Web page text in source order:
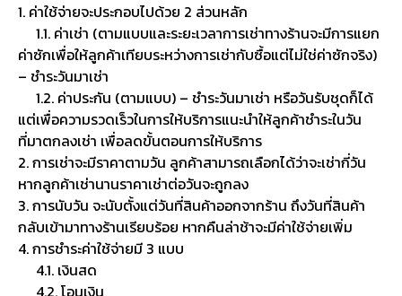
1. ค่าใช้จ่ายจะประกอบไปด้วย 2 ส่วนหลัก
1.1. ค่าเช่า (ตามแบบและระยะเวลาการเช่าทางร้านจะมีการแยก
ค่าซักเพื่อให้ลูกค้าเทียบระหว่างการเช่ากับซื้อแต่ไม่ใช่ค่าซักจริง)
– ชำระวันมาเช่า
1.2. ค่าประกัน (ตามแบบ) – ชำระวันมาเช่า หรือวันรับชุดก็ได้
แต่เพื่อความรวดเร็วในการให้บริการแนะนำให้ลูกค้าชำระในวัน
ที่มาตกลงเช่า เพื่อลดขั้นตอนการให้บริการ
2. การเช่าจะมีราคาตามวัน ลูกค้าสามารถเลือกได้ว่าจะเช่ากี่วัน
หากลูกค้าเช่านานราคาเช่าต่อวันจะถูกลง
3. การนับวัน จะนับตั้งแต่วันที่สินค้าออกจากร้าน ถึงวันที่สินค้า
กลับเข้ามาทางร้านเรียบร้อย หากคืนล่าช้าจะมีค่าใช้จ่ายเพิ่ม
4. การชำระค่าใช้จ่ายมี 3 แบบ
4.1. เงินสด
4.2. โอนเงิน